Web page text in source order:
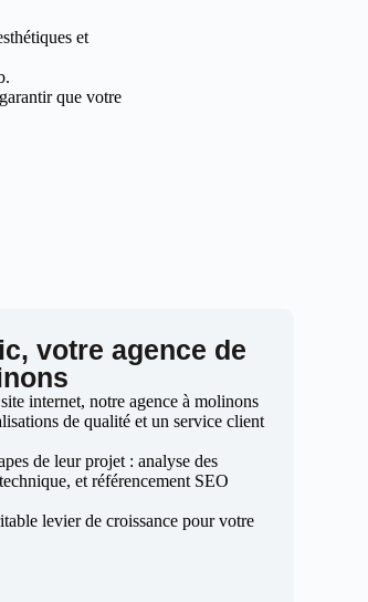
et
que votre
votre agence de
internet, notre agence à molinons
de qualité et un service client
de leur projet : analyse des
et référencement SEO
levier de croissance pour votre